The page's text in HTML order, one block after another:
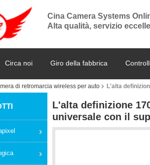
Cina Camera Systems
Alta qualità, servizio
Circa noi Giro della fabbrica
di retromarcia wireless per auto L'alta
L'alta definizione
universale con il